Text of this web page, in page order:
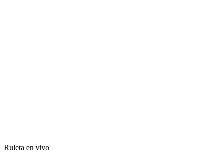
Ruleta en vivo